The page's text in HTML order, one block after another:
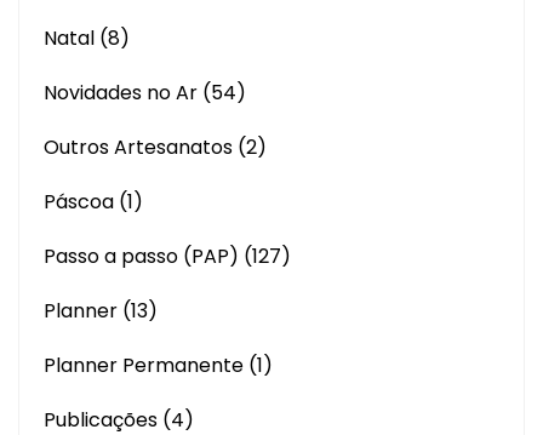
Natal (8)
Novidades no Ar (54)
Outros Artesanatos (2)
Páscoa (1)
Passo a passo (PAP) (127)
Planner (13)
Planner Permanente (1)
Publicações (4)